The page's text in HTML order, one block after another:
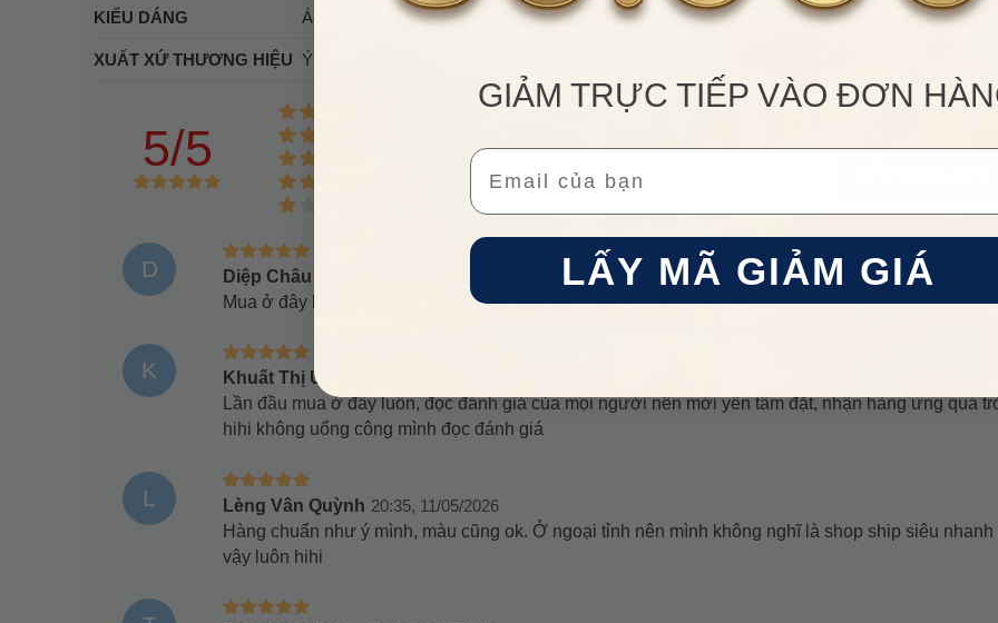
KIỂU DÁNG Áo phông
XUẤT XỨ THƯƠNG HIỆU Ý
5/5
D Diệp Châu Anh
Mua ở đây khá nhiều lần, nhưng lần đầu rước em này về, siêu xịn
K Khuất Thị Uyên
Lần đầu mua ở đây luôn, đọc đánh giá của mọi người nên mới yên tâm đặt, nhận hàng ưng quá
hihi không uổng công mình đọc đánh giá
L Lèng Vân Quỳnh 20:35, 11/05/2026
Hàng chuẩn như ý mình, màu cũng ok. Ở ngoại tỉnh nên mình không nghĩ là shop ship siêu
vậy luôn hihi
GIẢM TRỰC TIẾP VÀO ĐƠN
Email
LẤY MÃ GIẢM GIÁ